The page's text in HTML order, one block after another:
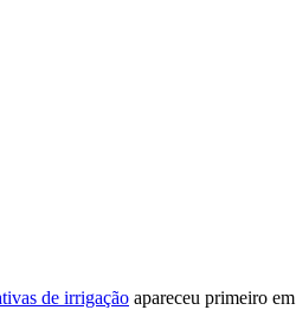
de irrigação apareceu primeiro em